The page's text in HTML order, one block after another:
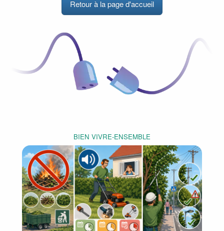
Retour à la page d'accueil
BIEN VIVRE-ENSEMBLE